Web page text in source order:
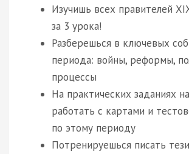
Изучишь всех правителей
за 3 урока!
Разберешься в ключевых
периода: войны, реформы,
процессы
На практических заданиях
работать с картами и
по этому периоду
Потренируешься писать